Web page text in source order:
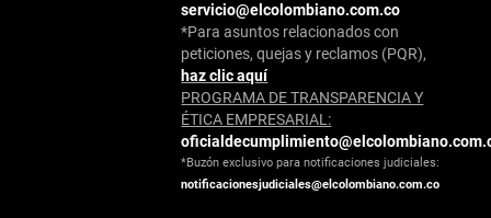
servicio@elcolombiano.com.co
*Para asuntos relacionados con
peticiones, quejas y reclamos (PQR),
haz clic aquí
PROGRAMA DE TRANSPARENCIA Y
ÉTICA EMPRESARIAL:
*Buzón exclusivo para notificaciones judiciales:
notificacionesjudiciales@elcolombiano.com.co